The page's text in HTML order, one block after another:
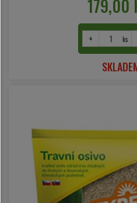
179,00
+ ks